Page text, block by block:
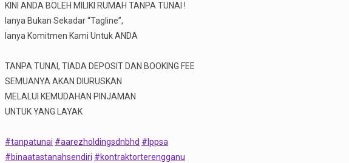
KINI ANDA BOLEH MILIKI RUMAH TANPA TUNAI !
Ianya Bukan Sekadar “Tagline”,
Ianya Komitmen Kami Untuk ANDA
TANPA TUNAI, TIADA DEPOSIT DAN BOOKING FEE
SEMUANYA AKAN DIURUSKAN
MELALUI KEMUDAHAN PINJAMAN
UNTUK YANG LAYAK
#tanpatunai #aarezholdingsdnbhd #lppsa
#binaatastanahsendiri #kontraktorterengganu